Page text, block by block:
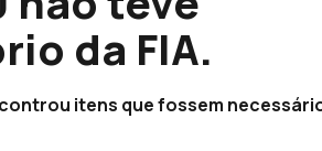
da FIA.
itens que fossem